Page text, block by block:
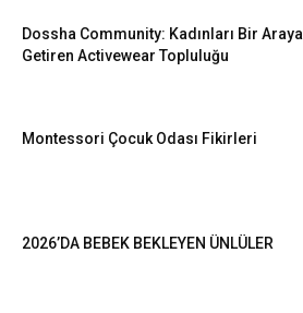
Dossha Community: Kadınları Bir Araya
Getiren Activewear Topluluğu
Montessori Çocuk Odası Fikirleri
2026’DA BEBEK BEKLEYEN ÜNLÜLER